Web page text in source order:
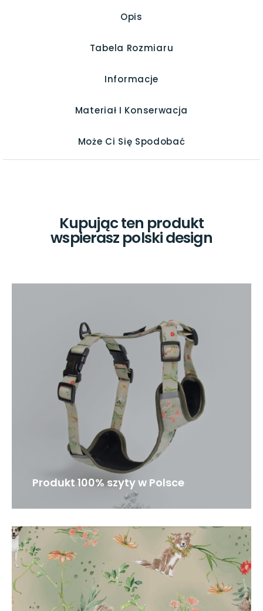
Opis
Tabela Rozmiaru
Informacje
Materiał I Konserwacja
Może Ci Się Spodobać
Kupując ten produkt
wspierasz polski design
Produkt 100% szyty w Polsce